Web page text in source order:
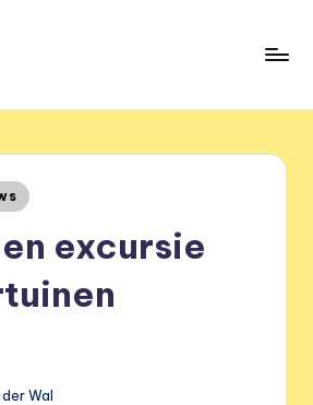
excursie
Wal